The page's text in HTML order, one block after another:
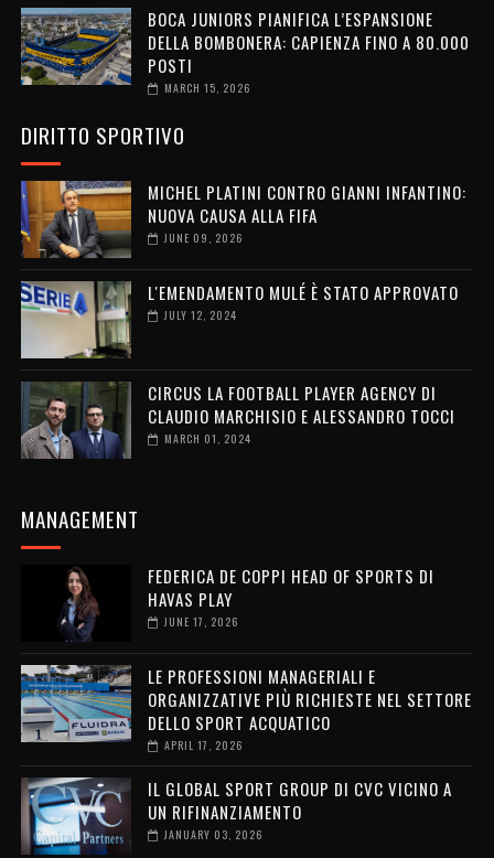
BOCA JUNIORS PIANIFICA L’ESPANSIONE
DELLA BOMBONERA: CAPIENZA FINO A 80.000
POSTI
MARCH 15, 2026
DIRITTO SPORTIVO
MICHEL PLATINI CONTRO GIANNI INFANTINO:
NUOVA CAUSA ALLA FIFA
JUNE 09, 2026
L'EMENDAMENTO MULÉ È STATO APPROVATO
JULY 12, 2024
CIRCUS LA FOOTBALL PLAYER AGENCY DI
CLAUDIO MARCHISIO E ALESSANDRO TOCCI
MARCH 01, 2024
MANAGEMENT
FEDERICA DE COPPI HEAD OF SPORTS DI
HAVAS PLAY
JUNE 17, 2026
LE PROFESSIONI MANAGERIALI E
ORGANIZZATIVE PIÙ RICHIESTE NEL SETTORE
DELLO SPORT ACQUATICO
APRIL 17, 2026
IL GLOBAL SPORT GROUP DI CVC VICINO A
UN RIFINANZIAMENTO
JANUARY 03, 2026